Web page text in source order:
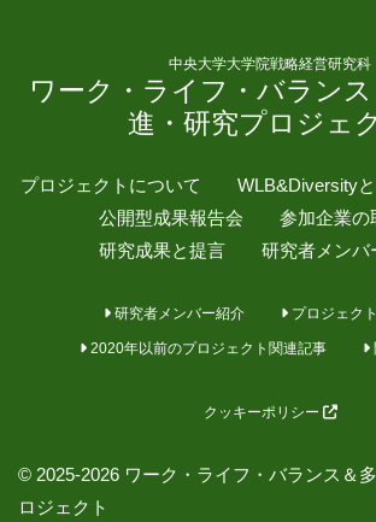
中央大学大学院戦略経営研究科
ワーク・ライフ・バラン
進・研究プロジェ
プロジェクトについて WLB&Diversity
公開型成果報告会
参加企業の
研究成果と提言
研究者メンバ
研究者メンバー紹介 プロジェク
2020年以前のプロジェクト関連記事
クッキーポリシー
© 2025-2026 ワーク・ライフ・バランス＆
ロジェクト